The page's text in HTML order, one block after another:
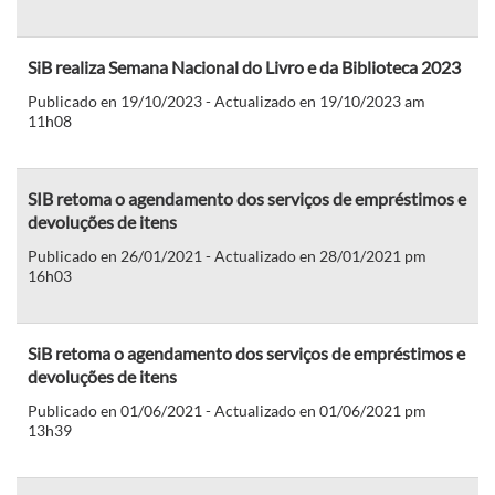
SiB realiza Semana Nacional do Livro e da Biblioteca 2023
Publicado en 19/10/2023 - Actualizado en 19/10/2023 am
11h08
SIB retoma o agendamento dos serviços de empréstimos e
devoluções de itens
Publicado en 26/01/2021 - Actualizado en 28/01/2021 pm
16h03
SiB retoma o agendamento dos serviços de empréstimos e
devoluções de itens
Publicado en 01/06/2021 - Actualizado en 01/06/2021 pm
13h39